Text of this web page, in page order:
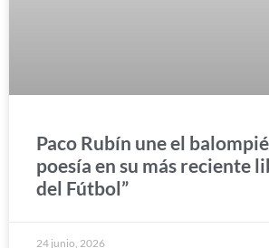
Paco Rubín une el
poesía en su más reciente
del Fútbol”
24 junio, 2026